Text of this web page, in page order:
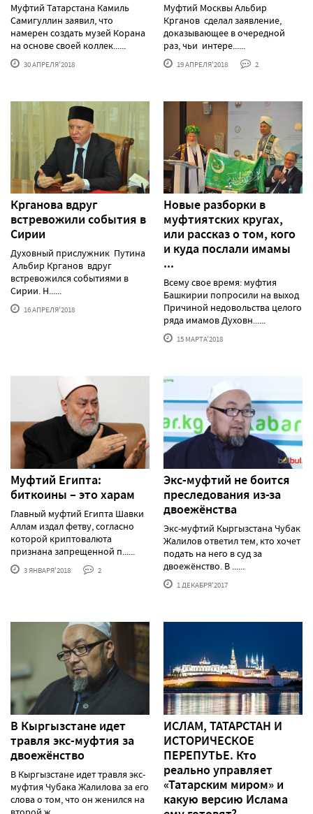
Муфтий Татарстана Камиль
Самигуллин заявил, что
намерен создать музей Корана
на основе своей коллек......
30 АПРЕЛЯ'2018
Муфтий Москвы Альбир
Крганов сделал заявление,
доказывающее в очередной
раз, чьи интере......
19 АПРЕЛЯ'2018 2
Крганова вдруг
встревожили события в
Сирии
Духовный прислужник Путина
Альбир Крганов вдруг
встревожился событиями в
Сирии. Н......
16 АПРЕЛЯ'2018
Новые разборки в
муфтиятских кругах,
или рассказ о том, кого
и куда послали имамы
...
Всему свое время: муфтия
Башкирии попросили на выход
Причиной недовольства целого
ряда имамов Духовн......
15 МАРТА'2018
Муфтий Египта:
биткоины – это харам
Главный муфтий Египта Шавки
Аллам издал фетву, согласно
которой криптовалюта
признана запрещенной п......
3 ЯНВАРЯ'2018 2
Экс-муфтий не боится
преследования из-за
двоежёнства
Экс-муфтий Кыргызстана Чубак
Жалилов ответил тем, кто хочет
подать на него в суд за
двоежёнство. В ......
1 ДЕКАБРЯ'2017
В Кыргызстане идет
травля экс-муфтия за
двоежёнство
В Кыргызстане идет травля экс-
муфтия Чубака Жалилова за его
слова о том, что он женился на
ИСЛАМ, ТАТАРСТАН И
ИСТОРИЧЕСКОЕ
ПЕРЕПУТЬЕ. Кто
реально управляет
«Татарским миром» и
какую версию Ислама